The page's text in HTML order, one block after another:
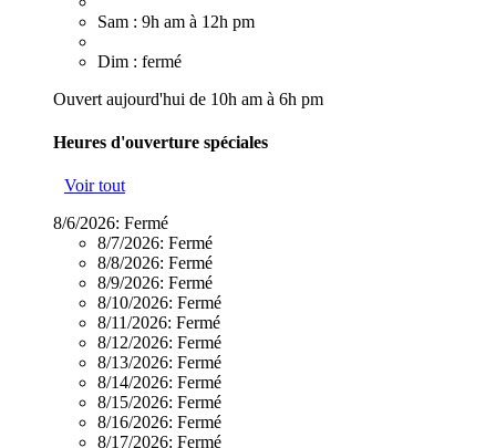
Sam : 9h am à 12h pm
Dim : fermé
Ouvert aujourd'hui de 10h am à 6h pm
Heures d'ouverture spéciales
Voir tout
8/6/2026: Fermé
8/7/2026: Fermé
8/8/2026: Fermé
8/9/2026: Fermé
8/10/2026: Fermé
8/11/2026: Fermé
8/12/2026: Fermé
8/13/2026: Fermé
8/14/2026: Fermé
8/15/2026: Fermé
8/16/2026: Fermé
8/17/2026: Fermé